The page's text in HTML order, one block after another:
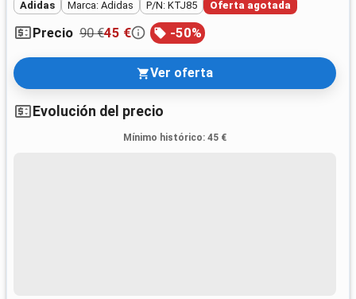
Adidas Marca: Adidas P/N: KTJ85 Oferta agotada
Precio 90 €45 € -50%
Ver oferta
Evolución del precio
Mínimo histórico: 45 €